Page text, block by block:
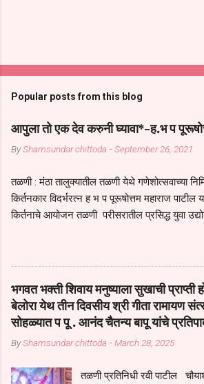
Popular posts from this blog
आपुला तो एक देव करुनी घ्यावा*-ह.भ प
ByShamsundar chittoda -September 26, 2021
तळणी : मंठा तालुक्यातील तळणी येथे गणेशोत्सवाच्या
किर्तनकार विदर्भरत्न ह भ प पूरूषोत्तम महाराज पाटील
किर्तनाचे आयोजन तळणी परीसरातील प्रसिद्ध युवा
तुकाराम महाराज यांच्या *आपुला तो एक देव करुनी
नोहे* *येरती माईक दुःखाची जनीती* *नाही आदी
सुंदर निरूपण केले सध्य स्थितीचा काळ हा मानव
धर्ममंडपात बसलेली लोक ही खरच भाग्यवान आहेत
जिवंत आहोत या महामारीतून जर आपल्याला वाचायचे असेल
आधार आपल्याला घ्यावाच लागेल महामारीच्या काळात
आधार आहे सध्य स्थितीत मानव जातीची मानसीक
सगळ्याना करून दीली आहे मनुष्याच्या आयुष्यातील
भगवत भक्ती शिवाय मनुष्याला सुखाची प्राप्ती
बेलोरा येथ तीन दिवसीय श्री गीता रामायण
सोहळ्यात प पू . आनंद चैतन्य बापू यांचे
ByShamsundar chittoda -March 28, 2025
तळणी प्रतिनिधी रवी पाटील